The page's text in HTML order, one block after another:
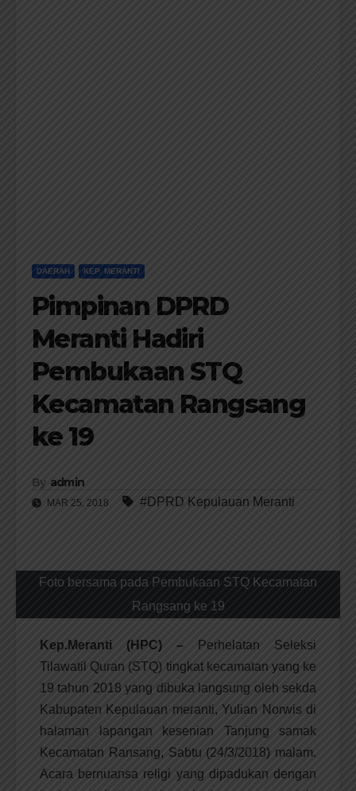
DAERAH KEP. MERANTI
Pimpinan DPRD
Meranti Hadiri
Pembukaan STQ
Kecamatan Rangsang
ke 19
By admin
MAR 25, 2018 #DPRD Kepulauan Meranti
Foto bersama pada Pembukaan STQ Kecamatan
Rangsang ke 19
Kep.Meranti (HPC) – Perhelatan Seleksi
Tilawatil Quran (STQ) tingkat kecamatan yang ke
19 tahun 2018 yang dibuka langsung oleh sekda
Kabupaten Kepulauan meranti, Yulian Norwis di
halaman lapangan kesenian Tanjung samak
Kecamatan Ransang, Sabtu (24/3/2018) malam.
Acara bernuansa religi yang dipadukan dengan